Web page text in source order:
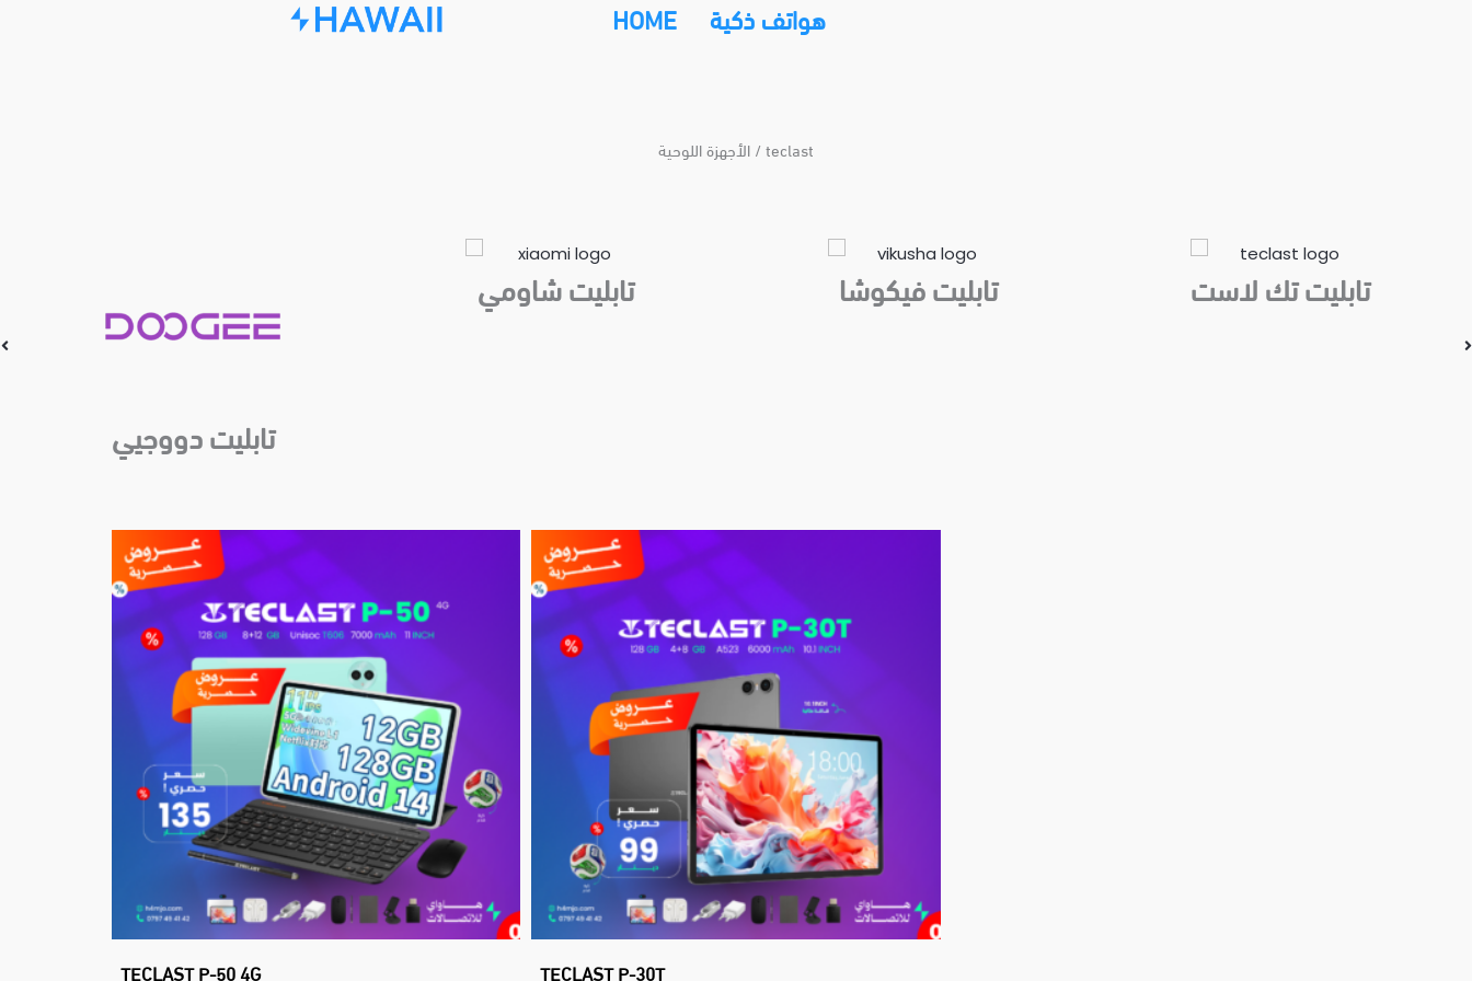
HOME هواتف ذكية
الأجهزة اللوحية / teclast
تابليت دووجيي
تابليت شاومي تابليت فيكوشا تابليت تك لاست
TECLAST P-50 4G TECLAST P-30T